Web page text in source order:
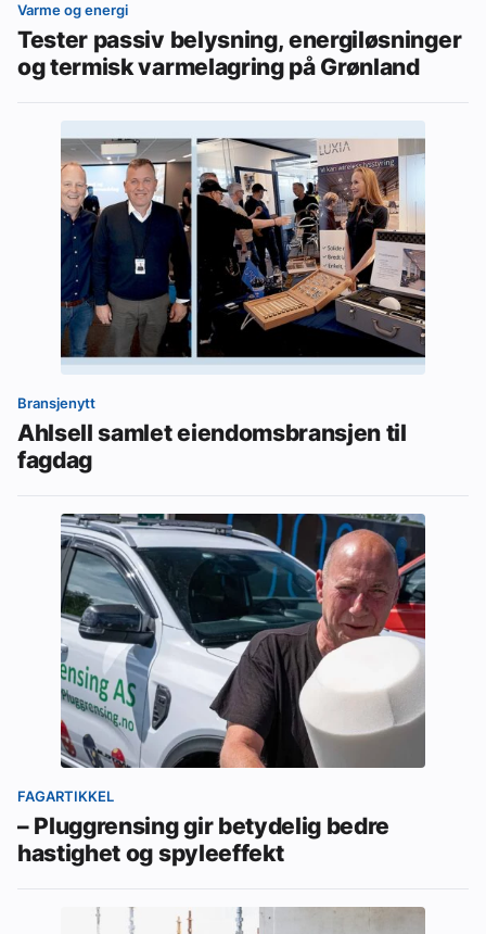
Varme og energi
Tester passiv belysning, energiløsninger
og termisk varmelagring på Grønland
Bransjenytt
Ahlsell samlet eiendomsbransjen til
fagdag
FAGARTIKKEL
– Pluggrensing gir betydelig bedre
hastighet og spyleeffekt